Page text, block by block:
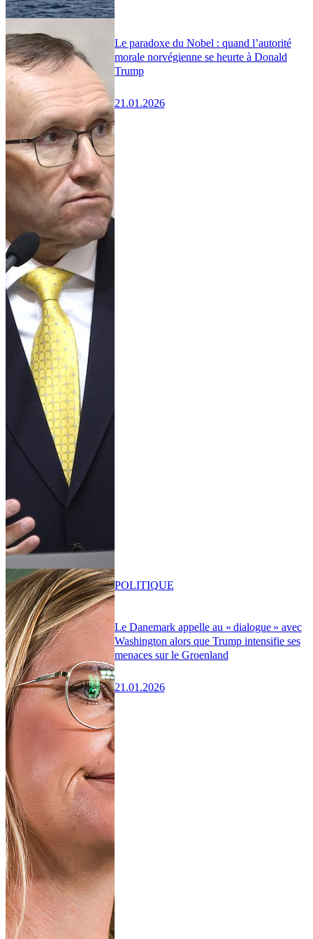
Le paradoxe du Nobel : quand l’autorité
morale norvégienne se heurte à Donald
Trump
21.01.2026
Le Danemark appelle au « dialogue » avec
Washington alors que Trump intensifie ses
menaces sur le Groenland
21.01.2026
POLITIQUE